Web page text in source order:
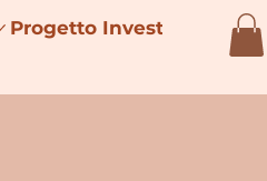
Progetto Investimenti 4.0